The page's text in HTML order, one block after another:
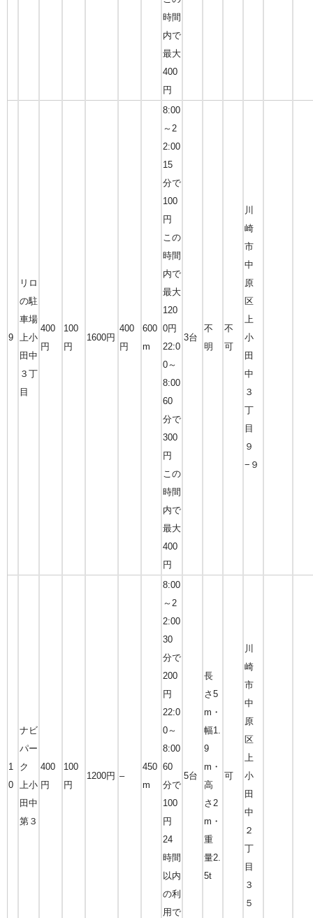
時間
内で
最大
400
円
9
リロ
の駐
車場
上小
田中
３丁
目
400
円
100
円
1600円
400
円
600
m
8:00
～2
2:00
15
分で
100
円
この
時間
内で
最大
120
0円
22:0
0～
8:00
60
分で
300
円
この
時間
内で
最大
400
円
3台
不
明
不
可
川
崎
市
中
原
区
上
小
田
中
３
丁
目
９
−９
1
0
ナビ
パー
ク
上小
田中
第３
400
円
100
円
1200円 –
450
m
8:00
～2
2:00
30
分で
200
円
22:0
0～
8:00
60
分で
100
円
24
時間
以内
の利
用で
5台
長
さ5
m・
幅1.
9
m・
高
さ2
m・
重
量2.
5t
可
川
崎
市
中
原
区
上
小
田
中
２
丁
目
３
５